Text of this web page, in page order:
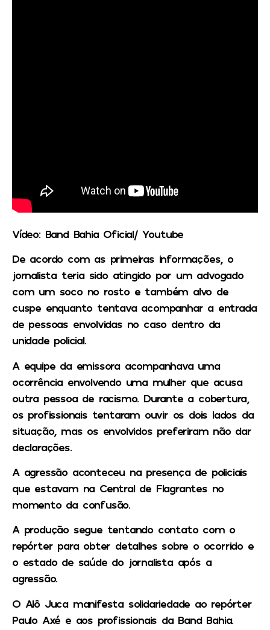
Vídeo: Band Bahia Oficial/ Youtube
De acordo com as primeiras informações, o
jornalista teria sido atingido por um advogado
com um soco no rosto e também alvo de
cuspe enquanto tentava acompanhar a entrada
de pessoas envolvidas no caso dentro da
unidade policial.
A equipe da emissora acompanhava uma
ocorrência envolvendo uma mulher que acusa
outra pessoa de racismo. Durante a cobertura,
os profissionais tentaram ouvir os dois lados da
situação, mas os envolvidos preferiram não dar
declarações.
A agressão aconteceu na presença de policiais
que estavam na Central de Flagrantes no
momento da confusão.
A produção segue tentando contato com o
repórter para obter detalhes sobre o ocorrido e
o estado de saúde do jornalista após a
agressão.
O Alô Juca manifesta solidariedade ao repórter
Paulo Axé e aos profissionais da Band Bahia.